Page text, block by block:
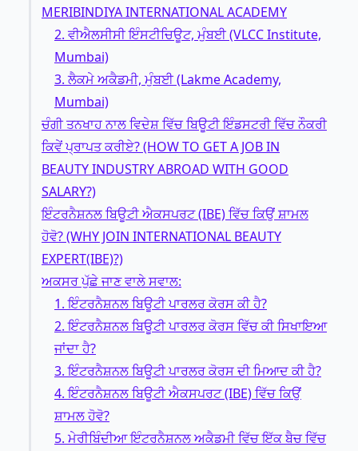
MERIBINDIYA INTERNATIONAL ACADEMY
2. ਵੀਐਲਸੀਸੀ ਇੰਸਟੀਚਿਊਟ, ਮੁੰਬਈ (VLCC Institute,
Mumbai)
3. ਲੈਕਮੇ ਅਕੈਡਮੀ, ਮੁੰਬਈ (Lakme Academy,
Mumbai)
ਚੰਗੀ ਤਨਖਾਹ ਨਾਲ ਵਿਦੇਸ਼ ਵਿੱਚ ਬਿਊਟੀ ਇੰਡਸਟਰੀ ਵਿੱਚ ਨੌਕਰੀ
ਕਿਵੇਂ ਪ੍ਰਾਪਤ ਕਰੀਏ? (HOW TO GET A JOB IN
BEAUTY INDUSTRY ABROAD WITH GOOD
SALARY?)
ਇੰਟਰਨੈਸ਼ਨਲ ਬਿਊਟੀ ਐਕਸਪਰਟ (IBE) ਵਿੱਚ ਕਿਉਂ ਸ਼ਾਮਲ
ਹੋਵੋ? (WHY JOIN INTERNATIONAL BEAUTY
EXPERT(IBE)?)
ਅਕਸਰ ਪੁੱਛੇ ਜਾਣ ਵਾਲੇ ਸਵਾਲ:
1. ਇੰਟਰਨੈਸ਼ਨਲ ਬਿਊਟੀ ਪਾਰਲਰ ਕੋਰਸ ਕੀ ਹੈ?
2. ਇੰਟਰਨੈਸ਼ਨਲ ਬਿਊਟੀ ਪਾਰਲਰ ਕੋਰਸ ਵਿੱਚ ਕੀ ਸਿਖਾਇਆ
ਜਾਂਦਾ ਹੈ?
3. ਇੰਟਰਨੈਸ਼ਨਲ ਬਿਊਟੀ ਪਾਰਲਰ ਕੋਰਸ ਦੀ ਮਿਆਦ ਕੀ ਹੈ?
4. ਇੰਟਰਨੈਸ਼ਨਲ ਬਿਊਟੀ ਐਕਸਪਰਟ (IBE) ਵਿੱਚ ਕਿਉਂ
ਸ਼ਾਮਲ ਹੋਵੋ?
5. ਮੇਰੀਬਿੰਦੀਆ ਇੰਟਰਨੈਸ਼ਨਲ ਅਕੈਡਮੀ ਵਿੱਚ ਇੱਕ ਬੈਚ ਵਿੱਚ